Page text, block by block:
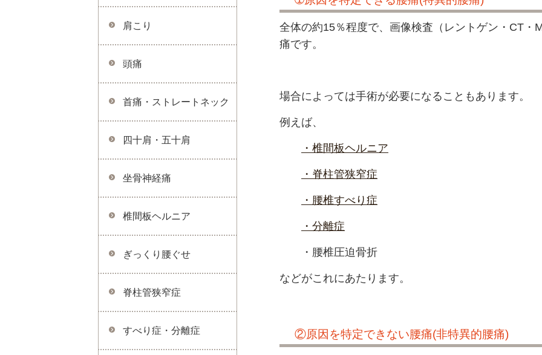
全体の約15％程度で、画像検査（レントゲン・CT・
痛です。
場合によっては手術が必要になることもあります。
例えば、
・椎間板ヘルニア
・脊柱管狭窄症
・腰椎すべり症
・分離症
・腰椎圧迫骨折
などがこれにあたります。
②原因を特定できない腰痛(非特異的腰痛)
肩こり
頭痛
首痛・ストレートネック
四十肩・五十肩
坐骨神経痛
椎間板ヘルニア
ぎっくり腰ぐせ
脊柱管狭窄症
すべり症・分離症